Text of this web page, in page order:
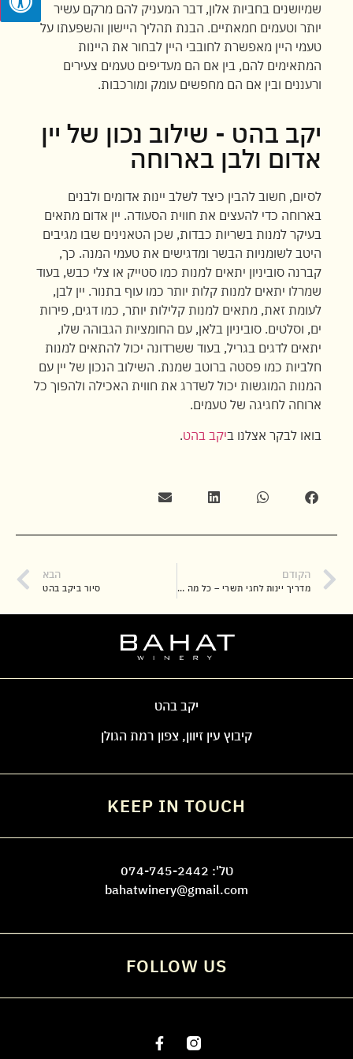
שמיושנים בחביות אלון, דבר המעניק להם מרקם עשיר
יותר וטעמים חמאתיים. הבנת תהליך היישון והשפעתו על
טעמי היין מאפשרת לחובבי היין לבחור את היינות
המתאימים להם, בין אם הם מעדיפים טעמים צעירים
ורעננים ובין אם הם מחפשים עומק ומורכבות.
יקב בהט - שילוב נכון של יין
אדום ולבן בארוחה
לסיום, חשוב להבין כיצד לשלב יינות אדומים ולבנים
בארוחה כדי להעצים את חווית הסעודה. יין אדום מתאים
בעיקר למנות בשריות כבדות, שכן הטאנינים שבו מגיבים
היטב לשומניות הבשר ומדגישים את טעמי המנה. כך,
קברנה סוביניון יתאים למנות כמו סטייק או צלי כבש, בעוד
שמרלו יתאים למנות קלות יותר כמו עוף בתנור. יין לבן,
לעומת זאת, מתאים למנות קלילות יותר, כמו דגים, פירות
ים, וסלטים. סוביניון בלאן, עם החומציות הגבוהה שלו,
יתאים לדגים בגריל, בעוד ששרדונה יכול להתאים למנות
חלביות כמו פסטה ברוטב שמנת. השילוב הנכון של יין עם
המנות המוגשות יכול לשדרג את חווית האכילה ולהפוך כל
ארוחה לחגיגה של טעמים.
בואו לבקר אצלנו ביקב בהט.
הקודם
מדריך יינות לחגי תשרי – כל מה שצריך לדעת עם יקב בהט
הבא
סיור ביקב בהט
יקב בהט
קיבוץ עין זיוון, צפון רמת הגולן
KEEP IN TOUCH
טל': 074-745-2442
bahatwinery@gmail.com
FOLLOW US